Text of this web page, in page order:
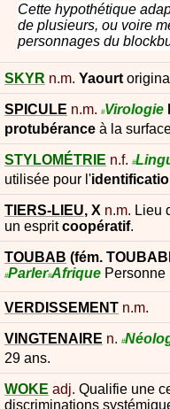
Cette hypothétique
de plusieurs, ou voire
personnages du
SKYR n.m. Yaourt
SPICULE n.m. #Virologie
protubérance à la
STYLOMÉTRIE n.f. #
utilisée pour l'
TIERS-LIEU, X n.m. Lieu
un espritcoopératif.
TOUBAB (fém.
#Parler#Afrique Personne
VERDISSEMENT n.m.
VINGTENAIRE n. #
29 ans.
WOKE adj. Qualifie une
discriminations